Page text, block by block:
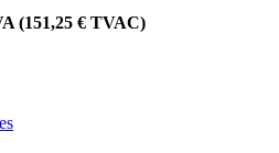
(151,25 € TVAC)